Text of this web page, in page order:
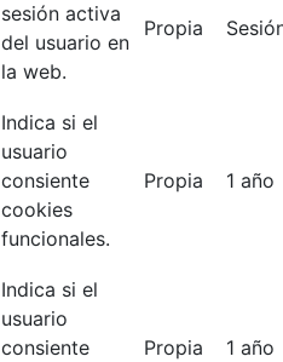
sesión activa
del usuario en
la web.
Propia
Indica si el
usuario
consiente
cookies
funcionales.
Propia 1 año
Indica si el
usuario
consiente
Propia 1 año